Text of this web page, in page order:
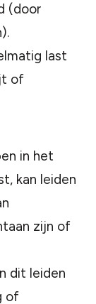
(door
last
of
in het
kan leiden
zijn of
dit leiden
of